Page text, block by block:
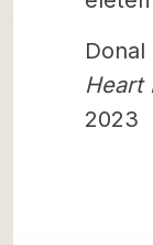
Donal
Heart
2023